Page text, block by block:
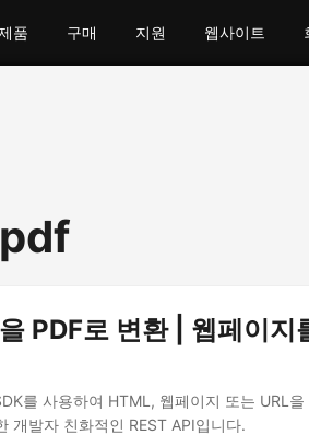
품 구매 지원 웹사이트
PDF로 변환 | 웹페이지
를 사용하여 HTML, 웹페이지 또는 URL
개발자 친화적인 REST API입니다.